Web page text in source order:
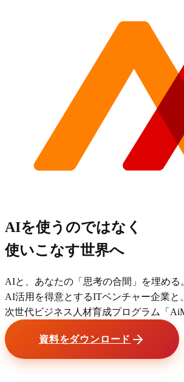
AIを使う のではなく
使いこなす世界へ
AIと、あなたの「思考の合間」を埋める
AI活用を得意とするITベンチャー企業と
次世代ビジネス人材育成プログラム「
資料をダウンロード